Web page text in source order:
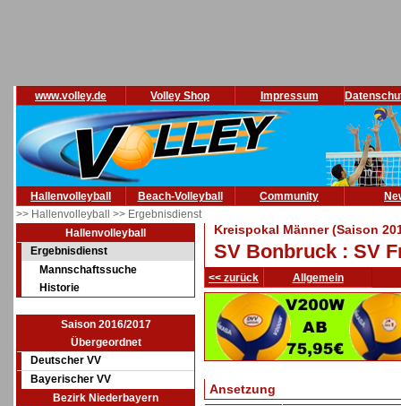
www.volley.de Volley Shop Impressum
Hallenvolleyball Beach-Volleyball Community
>> Hallenvolleyball >> Ergebnisdienst
Hallenvolleyball
Ergebnisdienst
Mannschaftssuche
Historie
Saison 2016/2017
Übergeordnet
Deutscher VV
Bayerischer VV
Bezirk Niederbayern
Kreispokal Männer (Saison
SV Bonbruck : SV
<< zurück Allgemein
Ansetzung